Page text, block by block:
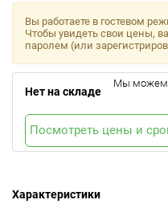
Характеристики
Вы работаете в гостевом
Чтобы увидеть свои цены,
паролем (или
Нет на складе
Мы можем
Посмотреть цены и